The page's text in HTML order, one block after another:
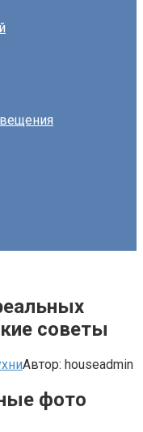
советы
Автор: houseadmin
фото